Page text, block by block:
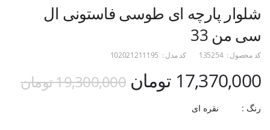
شلوار پارچه ای طوسی فاستونی ال
سی من 33
کد محصول : 135254 کد مدل : 102021211195
17,370,000 تومان 19,300,000 تومان
رنگ : نقره ای